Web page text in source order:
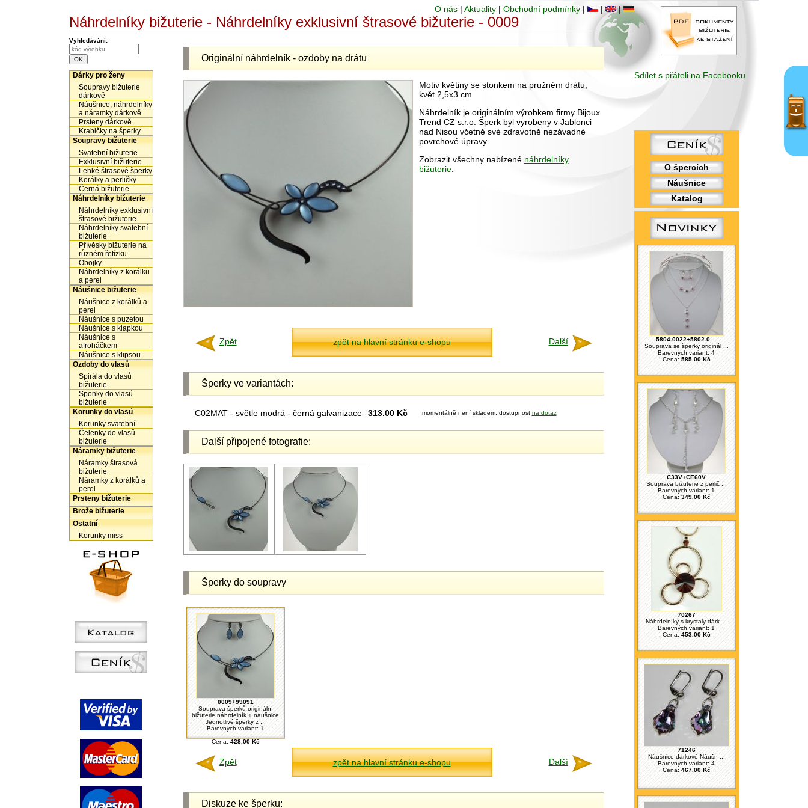
Sdílet s přáteli na Facebooku
O špercích
Náušnice
Katalog
5804-0022+5802-0 ...
Souprava se šperky originál ...
Barevných variant: 4
Cena: 585.00 Kč
C33V+CE60V
Souprava bižuterie z perlič ...
Barevných variant: 1
Cena: 349.00 Kč
70267
Náhrdelníky s krystaly dárk ...
Barevných variant: 1
Cena: 453.00 Kč
71246
Náušnice dárkově Náušn ...
Barevných variant: 4
Cena: 467.00 Kč
O nás| Aktuality| Obchodní podmínky| | |
Náhrdelníky bižuterie - Náhrdelníky exklusivní štrasové bižuterie - 0009
Vyhledávání:
Dárky pro ženy
Soupravy bižuterie
dárkově
Náušnice, náhrdelníky
a náramky dárkově
Prsteny dárkově
Krabičky na šperky
Soupravy bižuterie
Svatební bižuterie
Exklusivní bižuterie
Lehké štrasové šperky
Korálky a perličky
Černá bižuterie
Náhrdelníky bižuterie
Náhrdelníky exklusivní
štrasové bižuterie
Náhrdelníky svatební
bižuterie
Přívěsky bižuterie na
různém řetízku
Obojky
Náhrdelníky z korálků
a perel
Náušnice bižuterie
Náušnice z korálků a
perel
Náušnice s puzetou
Náušnice s klapkou
Náušnice s
afroháčkem
Náušnice s klipsou
Ozdoby do vlasů
Spirála do vlasů
bižuterie
Sponky do vlasů
bižuterie
Korunky do vlasů
Korunky svatební
Čelenky do vlasů
bižuterie
Náramky bižuterie
Náramky štrasová
bižuterie
Náramky z korálků a
perel
Prsteny bižuterie
Brože bižuterie
Ostatní
Korunky miss
Originální náhrdelník - ozdoby na drátu
Motiv květiny se stonkem na pružném drátu,
květ 2,5x3 cm
Náhrdelník je originálním výrobkem firmy Bijoux
Trend CZ s.r.o. Šperk byl vyrobeny v Jablonci
nad Nisou včetně své zdravotně nezávadné
povrchové úpravy.
Zobrazit všechny nabízené náhrdelníky
bižuterie.
Zpět zpět na hlavní stránku e-shopu Další
Šperky ve variantách:
C02MAT - světle modrá - černá galvanizace 313.00 Kč momentálně není skladem, dostupnost na dotaz
Další připojené fotografie:
Šperky do soupravy
0009+99091
Souprava šperků originální
bižuterie náhrdelník + naušnice
Jednotlivé šperky z ...
Barevných variant: 1
Cena: 428.00 Kč
Zpět zpět na hlavní stránku e-shopu Další
Diskuze ke šperku: